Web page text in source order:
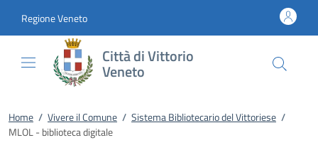
Regione Veneto
Città di Vittorio
Veneto
Home / Vivere il Comune / Sistema Bibliotecario del Vittoriese /
MLOL - biblioteca digitale